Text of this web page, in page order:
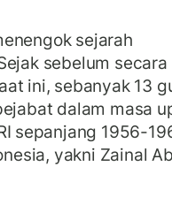
sejarah
sebelum secara
ini, sebanyak 13
dalam masa
sepanjang 1956-
yakni Zainal